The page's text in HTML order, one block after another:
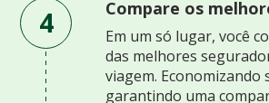
4 Compare os
Em um só lugar, você
das melhores
viagem. Economizando
garantindo uma